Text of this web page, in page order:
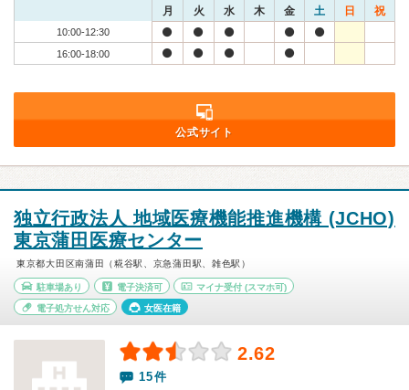
月 火 水 木 金 土 日 祝
10:00-12:30
16:00-18:00
公式サイト
独立行政法人 地域医療機能推進機構 (JCHO)
東京蒲田医療センター
東京都大田区南蒲田（糀谷駅、京急蒲田駅、雑色駅）
駐車場あり 電子決済可 マイナ受付 (スマホ可)
電子処方せん対応 女医在籍
2.62
15件